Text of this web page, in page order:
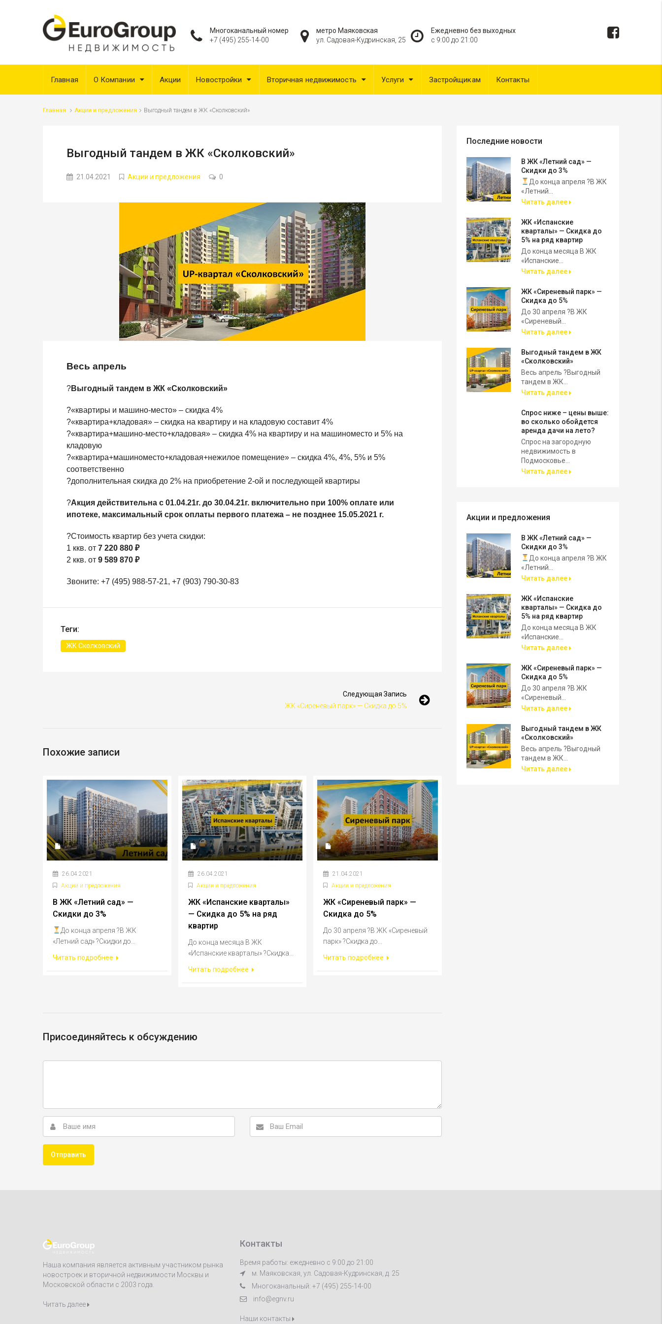
Ежедневно без выходных
с 9:00 до 21:00
метро Маяковская
ул. Садовая-Кудринская, 25
Многоканальный номер
+7 (495) 255-14-00
Главная О Компании Акции Новостройки Вторичная недвижимость Услуги Застройщикам Контакты
Главная Акции и предложения Выгодный тандем в ЖК «Сколковский»
Выгодный тандем в ЖК «Сколковский»
21.04.2021 Акции и предложения 0
Весь апрель
?Выгодный тандем в ЖК «Сколковский»
?«квартиры и машино-место» – скидка 4%
?«квартира+кладовая» – скидка на квартиру и на кладовую составит 4%
?«квартира+машино-место+кладовая» – скидка 4% на квартиру и на машиноместо и 5% на
кладовую
?«квартира+машиноместо+кладовая+нежилое помещение» – скидка 4%, 4%, 5% и 5%
соответственно
?дополнительная скидка до 2% на приобретение 2-ой и последующей квартиры
?Акция действительна с 01.04.21г. до 30.04.21г. включительно при 100% оплате или
ипотеке, максимальный срок оплаты первого платежа – не позднее 15.05.2021 г.
?Стоимость квартир без учета скидки:
1 ккв. от 7 220 880 ₽
2 ккв. от 9 589 870 ₽
Звоните: +7 (495) 988-57-21, +7 (903) 790-30-83
Теги:
ЖК Сколковский
Следующая Запись
ЖК «Сиреневый парк» — Скидка до 5%
Похожие записи
26.04.2021
Акции и предложения
В ЖК «Летний сад» —
Скидки до 3%
До конца апреля ?В ЖК
«Летний сад» ?Скидки до...
Читать подробнее
26.04.2021
Акции и предложения
ЖК «Испанские кварталы»
— Скидка до 5% на ряд
квартир
До конца месяца В ЖК
«Испанские кварталы» ?Скидка...
Читать подробнее
21.04.2021
Акции и предложения
ЖК «Сиреневый парк» —
Скидка до 5%
До 30 апреля ?В ЖК «Сиреневый
парк» ?Скидка до...
Читать подробнее
Присоединяйтесь к обсуждению
Последние новости
В ЖК «Летний сад» —
Скидки до 3%
До конца апреля ?В ЖК
«Летний...
Читать далее
ЖК «Испанские
кварталы» — Скидка до
5% на ряд квартир
До конца месяца В ЖК
«Испанские...
Читать далее
ЖК «Сиреневый парк» —
Скидка до 5%
До 30 апреля ?В ЖК
«Сиреневый...
Читать далее
Выгодный тандем в ЖК
«Сколковский»
Весь апрель ?Выгодный
тандем в ЖК...
Читать далее
Спрос ниже – цены выше:
во сколько обойдется
аренда дачи на лето?
Спрос на загородную
недвижимость в
Подмосковье...
Читать далее
Акции и предложения
В ЖК «Летний сад» —
Скидки до 3%
До конца апреля ?В ЖК
«Летний...
Читать далее
ЖК «Испанские
кварталы» — Скидка до
5% на ряд квартир
До конца месяца В ЖК
«Испанские...
Читать далее
ЖК «Сиреневый парк» —
Скидка до 5%
До 30 апреля ?В ЖК
«Сиреневый...
Читать далее
Выгодный тандем в ЖК
«Сколковский»
Весь апрель ?Выгодный
тандем в ЖК...
Читать далее
Наша компания является активным участником рынка
новостроек и вторичной недвижимости Москвы и
Московской области с 2003 года.
Читать далее
Контакты
Время работы: ежедневно с 9:00 до 21:00
м. Маяковская, ул. Садовая-Кудринская, д. 25
Многоканальный: +7 (495) 255-14-00
info@egnv.ru
Наши контакты